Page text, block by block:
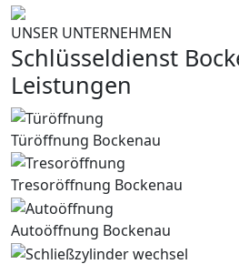
UNSER UNTERNEHMEN
Schlüsseldienst
Leistungen
Türöffnung Bockenau
Tresoröffnung Bockenau
Autoöffnung Bockenau